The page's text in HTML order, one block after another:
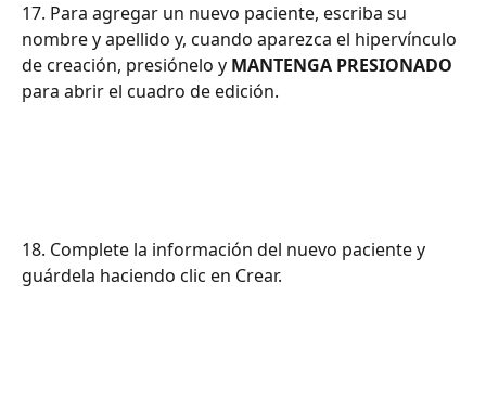
17. Para agregar un nuevo paciente, escriba su
nombre y apellido y, cuando aparezca el hipervínculo
de creación, presiónelo y MANTENGA PRESIONADO
para abrir el cuadro de edición.
18. Complete la información del nuevo paciente y
guárdela haciendo clic en Crear.